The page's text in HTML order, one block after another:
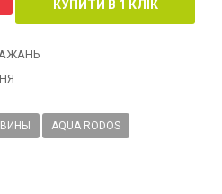
AQUA RODOS